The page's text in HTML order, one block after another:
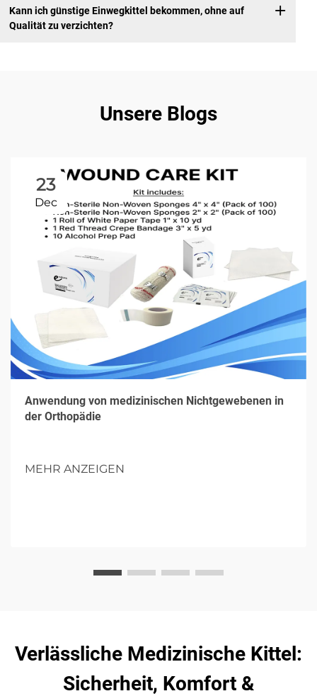
Kann ich günstige Einwegkittel bekommen, ohne auf
Qualität zu verzichten?
Unsere Blogs
23
Dec
Anwendung von medizinischen Nichtgewebenen in
der Orthopädie
MEHR ANZEIGEN
Verlässliche Medizinische Kittel:
Sicherheit, Komfort &